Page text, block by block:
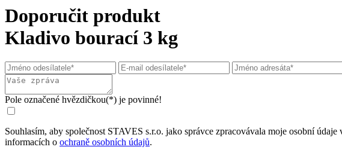
Doporučit produkt
Kladivo bourací 3 kg
Pole označené hvězdičkou(*) je povinné!
Souhlasím, aby společnost STAVES s.r.o. jako správce zpracovávala moje osobní
informacích o ochraně osobních údajů.